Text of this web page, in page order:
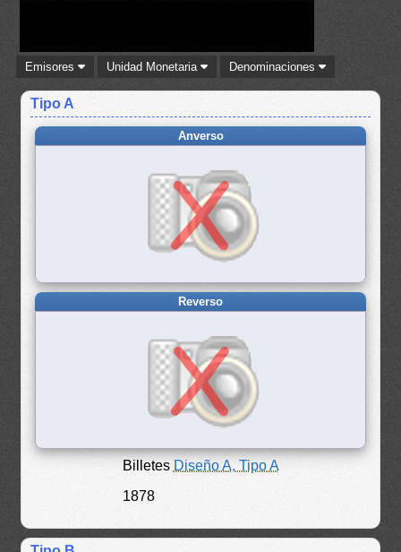
Emisores Unidad Monetaria Denominaciones
Tipo A
Anverso
Reverso
Billetes Diseño A, Tipo A
1878